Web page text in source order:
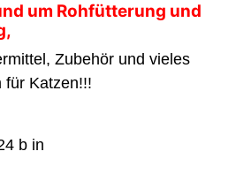
um Rohfütterung und
Zubehör und vieles
für Katzen!!!
b in